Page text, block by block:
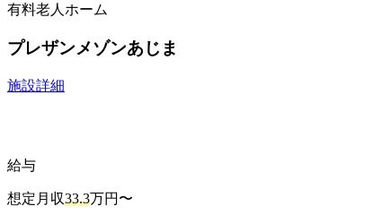
有料老人ホーム
プレザンメゾンあじま
施設詳細
給与
想定月収33.3万円〜